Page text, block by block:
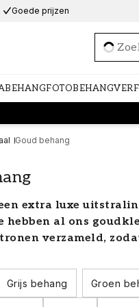
Goede prijzen
FOTOBEHANGVERF
Goud behang
extra luxe
hebben al ons
verzameld,
in al zijn glorie.
de goudkoorts
Grijs behang Groen